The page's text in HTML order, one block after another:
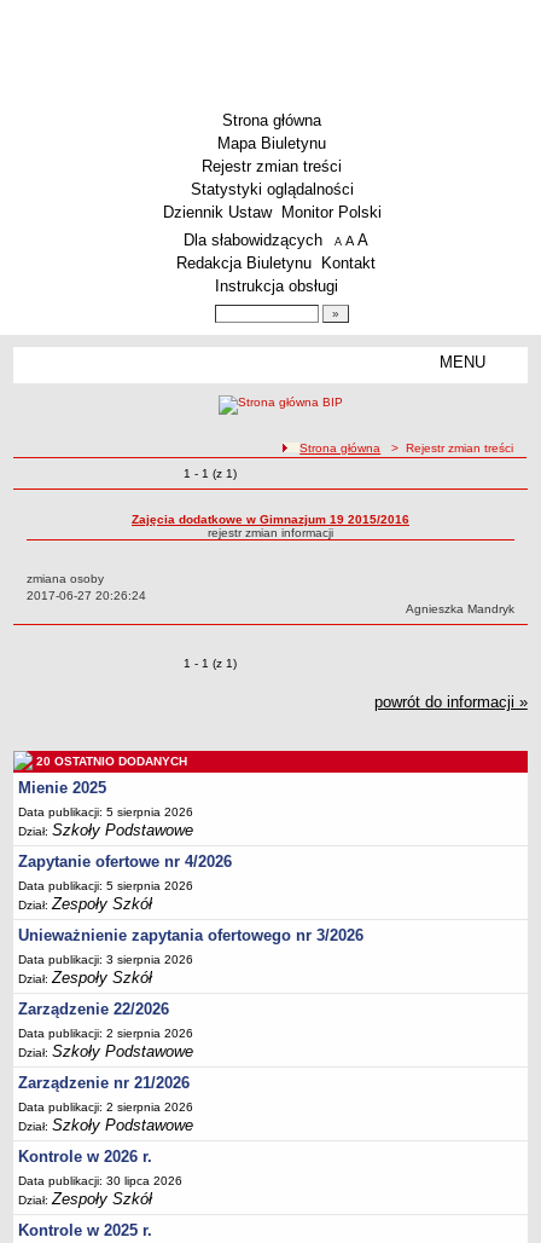
Strona główna
Mapa Biuletynu
Rejestr zmian treści
Statystyki oglądalności
Dziennik Ustaw
Monitor Polski
Menu dodatkowe
Dla słabowidzących A pomniejsz czcionkę
A standardowy rozmiar czcionki
A
Redakcja Biuletynu
Kontakt
Instrukcja obsługi
MENU
Techniczne Zakłady Naukowe
PRZEDSZKOLA
ARCHIWUM SZKÓŁ I PLACÓWEK
Zlikwidowane gimnazja
Specjalny Ośrodek nr 5
BURSA MIEJSKA
Dane podstawowe
Statut
Majątek
Godziny dyżurów
Zarządzenia
Kontrole
Rejestry, ewidencje, archiwa
Sprawozdania
Deklaracja dostępności
PORADNIE PSYCHOLOGICZNO-PEDAGOGICZNE
Zespół Poradni
BIURO FINANSÓW OŚWIATY
Dane podstawowe
ścieżka nawigacji
Strona główna > Rejestr zmian treści
Zmiany o pozycjach
1 - 1 (z 1)
Zajęcia dodatkowe w Gimnazjum 19 2015/2016
rejestr zmian informacji
zmiana osoby
Data:
2017-06-27 20:26:24
Autor:
Agnieszka Mandryk
Zmiany o pozycjach
1 - 1 (z 1)
powrót do informacji »
20 OSTATNIO DODANYCH
Mienie 2025
Data publikacji: 5 sierpnia 2026
Dział:Szkoły Podstawowe
Zapytanie ofertowe nr 4/2026
Data publikacji: 5 sierpnia 2026
Dział:Zespoły Szkół
Unieważnienie zapytania ofertowego nr 3/2026
Data publikacji: 3 sierpnia 2026
Dział:Zespoły Szkół
Zarządzenie 22/2026
Data publikacji: 2 sierpnia 2026
Dział:Szkoły Podstawowe
Zarządzenie nr 21/2026
Data publikacji: 2 sierpnia 2026
Dział:Szkoły Podstawowe
Kontrole w 2026 r.
Data publikacji: 30 lipca 2026
Dział:Zespoły Szkół
Kontrole w 2025 r.